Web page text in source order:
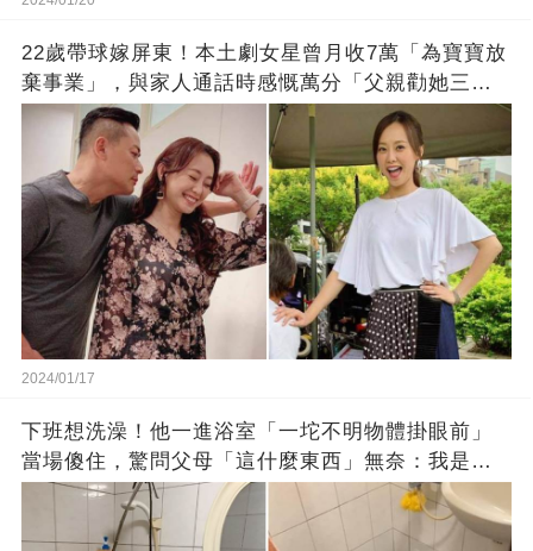
22歲帶球嫁屏東！本土劇女星曾月收7萬「為寶寶放
棄事業」，與家人通話時感慨萬分「父親勸她三
思」：只有過一次眼淚
2024/01/17
下班想洗澡！他一進浴室「一坨不明物體掛眼前」
當場傻住，驚問父母「這什麼東西」無奈：我是親
生的嗎？